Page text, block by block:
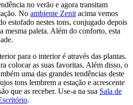
no verão e agora transitam
No ambiente Zenit acima vemos
estofado nestes tons, conjugado depois
mesma paleta. Além do conforto, esta
para o interior é através das plantas.
colocar as suas favoritas. Além disso, o
uma das grandes tendências deste
tons lembrem a estação e acrescente
que as receber. Use-a na sua Sala de
.